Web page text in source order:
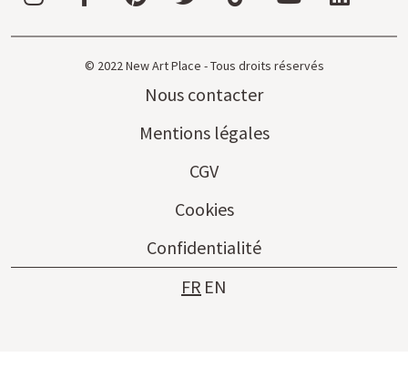
© 2022 New Art Place - Tous droits réservés
Nous contacter
Mentions légales
CGV
Cookies
Confidentialité
FR EN